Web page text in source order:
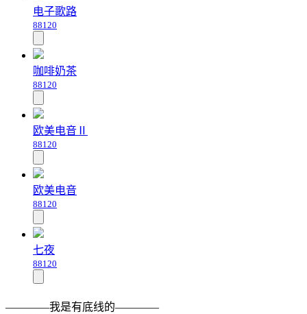
电子歌路
88120
咖啡奶茶
88120
欧美电音Ⅱ
88120
欧美电音
88120
七夜
88120
————我是有底线的————